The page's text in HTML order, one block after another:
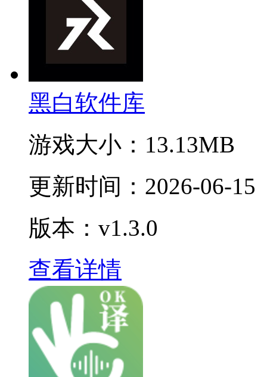
黑白软件库
游戏大小： 13.13MB
更新时间： 2026-06-15
版本：v1.3.0
查看详情